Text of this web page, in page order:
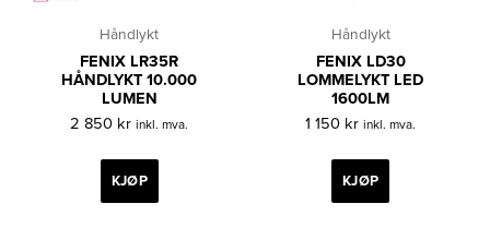
Håndlykt
FENIX LR35R
HÅNDLYKT 10.000
LUMEN
2 850 kr inkl. mva.
KJØP
Håndlykt
FENIX LD30
LOMMELYKT LED
1600LM
1 150 kr inkl. mva.
KJØP